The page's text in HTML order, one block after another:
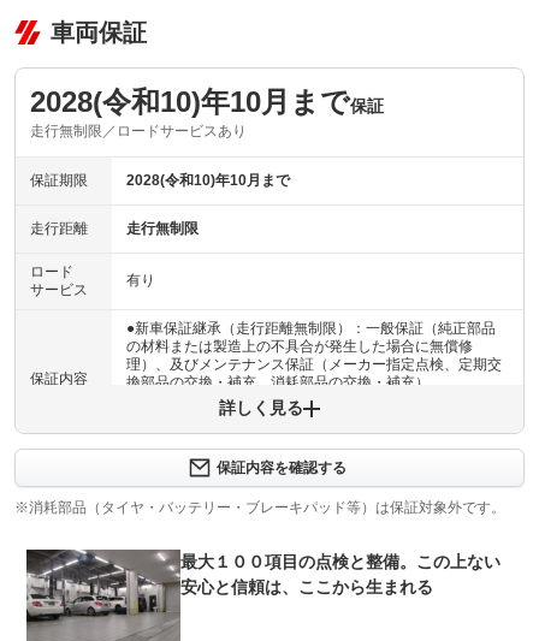
車両保証
2028(令和10)年10月まで保証
走行無制限／ロードサービスあり
保証期限 2028(令和10)年10月まで
走行距離 走行無制限
ロード
サービス
有り
保証内容
●新車保証継承（走行距離無制限）：一般保証（純正部品
の材料または製造上の不具合が発生した場合に無償修
理）、及びメンテナンス保証（メーカー指定点検、定期交
換部品の交換・補充、消耗部品の交換・補充）
上限金額 限度額無制限
免責金 無し
詳しく見る
保証内容を確認する
※消耗部品（タイヤ・バッテリー・ブレーキパッド等）は保証対象外です。
最大１００項目の点検と整備。この上ない
安心と信頼は、ここから生まれる